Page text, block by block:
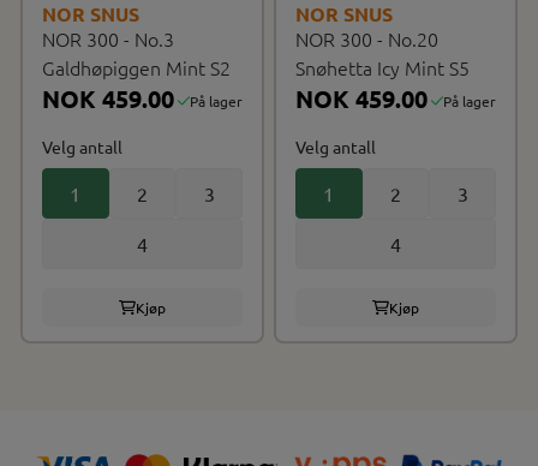
NOR SNUS
NOR 300 - No.3
Galdhøpiggen Mint S2
NOK 459.00 På lager
Velg antall
1 2 3
4
Kjøp
NOR SNUS
NOR 300 - No.20
Snøhetta Icy Mint S5
NOK 459.00 På lager
Velg antall
1 2 3
4
Kjøp